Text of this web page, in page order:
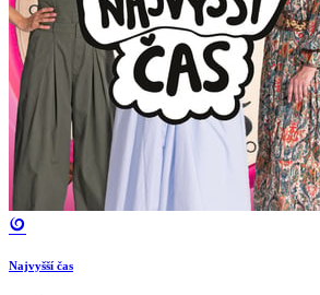
Najvyšší čas